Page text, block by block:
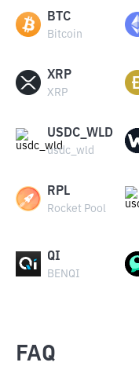
BTC
Bitcoin
XRP
XRP
USDC_WLD
usdc_wld
RPL
Rocket Pool
QI
BENQI
FAQ